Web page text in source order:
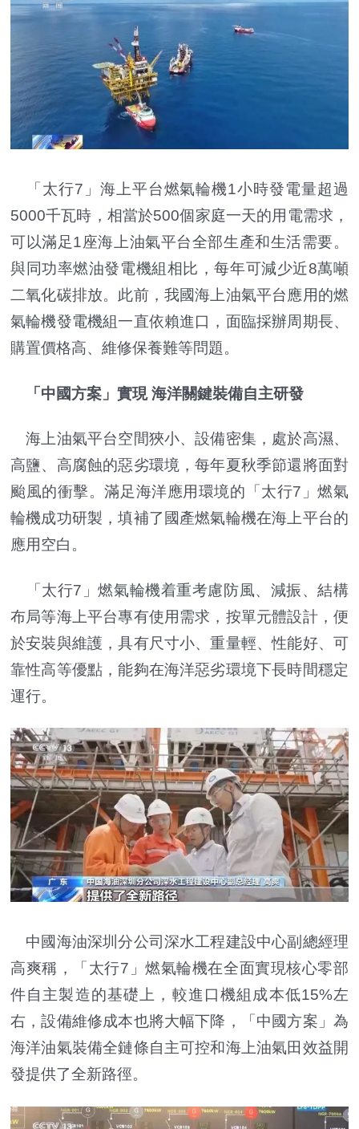
「太行7」海上平台燃氣輪機1小時發電量超過
5000千瓦時，相當於500個家庭一天的用電需求，
可以滿足1座海上油氣平台全部生產和生活需要。
與同功率燃油發電機組相比，每年可減少近8萬噸
二氧化碳排放。此前，我國海上油氣平台應用的燃
氣輪機發電機組一直依賴進口，面臨採辦周期長、
購置價格高、維修保養難等問題。
「中國方案」實現 海洋關鍵裝備自主研發
海上油氣平台空間狹小、設備密集，處於高濕、
高鹽、高腐蝕的惡劣環境，每年夏秋季節還將面對
颱風的衝擊。滿足海洋應用環境的「太行7」燃氣
輪機成功研製，填補了國產燃氣輪機在海上平台的
應用空白。
「太行7」燃氣輪機着重考慮防風、減振、結構
布局等海上平台專有使用需求，按單元體設計，便
於安裝與維護，具有尺寸小、重量輕、性能好、可
靠性高等優點，能夠在海洋惡劣環境下長時間穩定
運行。
中國海油深圳分公司深水工程建設中心副總經理
高爽稱，「太行7」燃氣輪機在全面實現核心零部
件自主製造的基礎上，較進口機組成本低15%左
右，設備維修成本也將大幅下降，「中國方案」為
海洋油氣裝備全鏈條自主可控和海上油氣田效益開
發提供了全新路徑。